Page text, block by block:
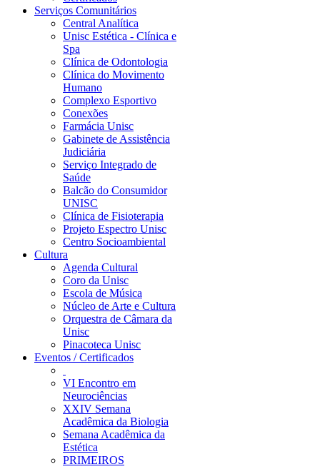
Serviços Comunitários
Central Analítica
Unisc Estética - Clínica e
Spa
Clínica de Odontologia
Clínica do Movimento
Humano
Complexo Esportivo
Conexões
Farmácia Unisc
Gabinete de Assistência
Judiciária
Serviço Integrado de
Saúde
Balcão do Consumidor
UNISC
Clínica de Fisioterapia
Projeto Espectro Unisc
Centro Socioambiental
Cultura
Agenda Cultural
Coro da Unisc
Escola de Música
Núcleo de Arte e Cultura
Orquestra de Câmara da
Unisc
Pinacoteca Unisc
Eventos / Certificados
VI Encontro em
Neurociências
XXIV Semana
Acadêmica da Biologia
Semana Acadêmica da
Estética
PRIMEIROS